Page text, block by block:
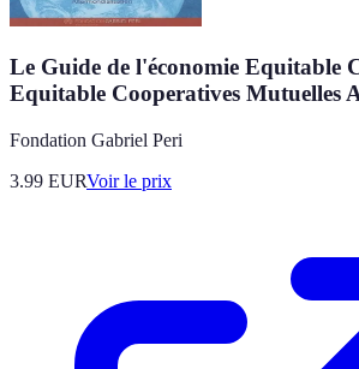
Le Guide de l'économie Equitable
Equitable Cooperatives Mutuelles
Fondation Gabriel Peri
3.99 EURVoir le prix